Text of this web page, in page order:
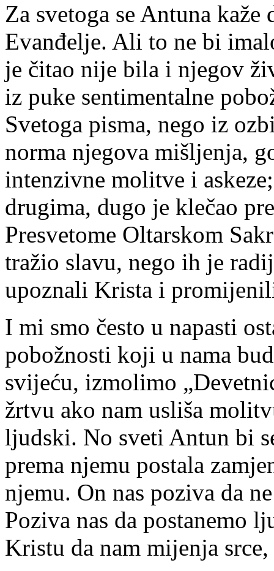
Za svetoga se Antuna kaže
Evanđelje. Ali to ne bi
je čitao nije bila i njegov
iz puke sentimentalne
Svetoga pisma, nego iz
norma njegova mišljenja,
intenzivne molitve i
drugima, dugo je klečao
Presvetome Oltarskom
tražio slavu, nego ih je
upoznali Krista i
I mi smo često u napasti
pobožnosti koji u nama
svijeću, izmolimo
žrtvu ako nam usliša
ljudski. No sveti Antun bi
prema njemu postala
njemu. On nas poziva da
Poziva nas da postanemo
Kristu da nam mijenja